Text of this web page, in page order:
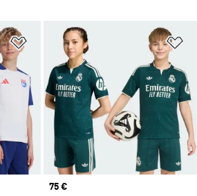
Ajouter à la Liste de produits
Prix
75 €